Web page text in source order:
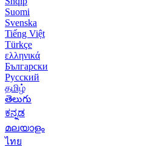
Suomi
Svenska
Tiếng Việt
Türkçe
ελληνικά
Български
Русский
தமிழ்
తెలుగు
ಕನ್ನಡ
മലയാളം
ไทย